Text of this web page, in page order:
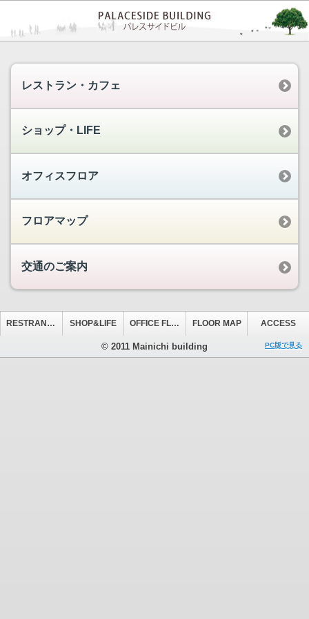
レストラン・カフェ
ショップ・LIFE
オフィスフロア
フロアマップ
交通のご案内
RESTRANT&CAFE SHOP&LIFE OFFICE FLOOR FLOOR MAP ACCESS
© 2011 Mainichi building PC版で見る